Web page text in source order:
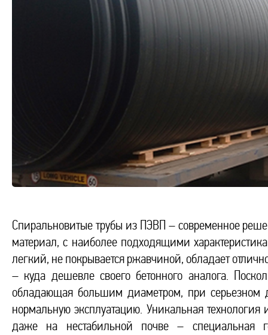
Спиральновитые трубы из ПЭВП – современное
материал, с наиболее подходящими
легкий, не покрывается ржавчиной, обладает
– куда дешевле своего бетонного аналога.
обладающая большим диаметром, при серьезном
нормальную эксплуатацию. Уникальная технология
даже на нестабильной почве – специальная